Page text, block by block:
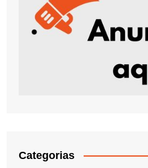
Categorias